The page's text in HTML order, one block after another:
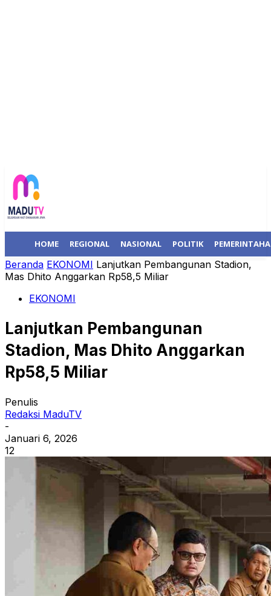
HOME REGIONAL NASIONAL POLITIK
Beranda EKONOMI Lanjutkan Pembangunan Stadion,
Mas Dhito Anggarkan Rp58,5 Miliar
EKONOMI
Lanjutkan Pembangunan
Stadion, Mas Dhito Anggarkan
Rp58,5 Miliar
Penulis
Redaksi MaduTV
-
Januari 6, 2026
12